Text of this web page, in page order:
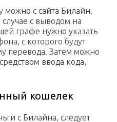
можно с сайта Билайн.
с выводом на
графе нужно указать
с которого будут
перевода. Затем можно
ввода кода,
кошелек
с Билайна, следует